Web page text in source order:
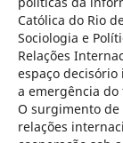
Católica do Rio
Sociologia e
Relações
espaço
a emergência
O surgimento de
relações